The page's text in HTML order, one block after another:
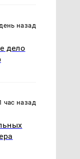
из казны
18
назад
дело
час назад